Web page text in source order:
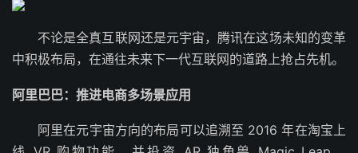
不论是全真互联网还是元宇宙，腾讯在这场未知的变革
中积极布局，在通往未来下一代互联网的道路上抢占先机。
阿里巴巴：推进电商多场景应用
阿里在元宇宙方向的布局可以追溯至 2016 年在淘宝上